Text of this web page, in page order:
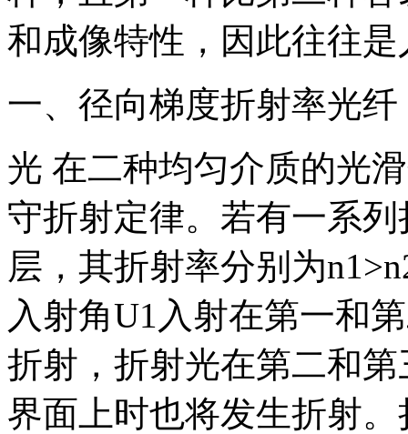
和成像特性，因此往往
一、径向梯度折射率光纤
光 在二种均匀介质的光
守折射定律。若有一系
层，其折射率分别为
入射角U1入射在第一和
折射，折射光在第二和
界面上时也将发生折射